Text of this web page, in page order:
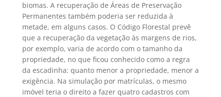
biomas. A recuperação de Áreas de Preservação
Permanentes também poderia ser reduzida à
metade, em alguns casos. O Código Florestal prevê
que a recuperação da vegetação às margens de rios,
por exemplo, varia de acordo com o tamanho da
propriedade, no que ficou conhecido como a regra
da escadinha: quanto menor a propriedade, menor a
exigência. Na simulação por matrículas, o mesmo
imóvel teria o direito a fazer quatro cadastros com